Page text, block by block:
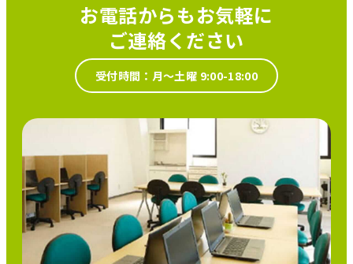
お電話からもお気軽に
ご連絡ください
受付時間：月～土曜 9:00-18:00